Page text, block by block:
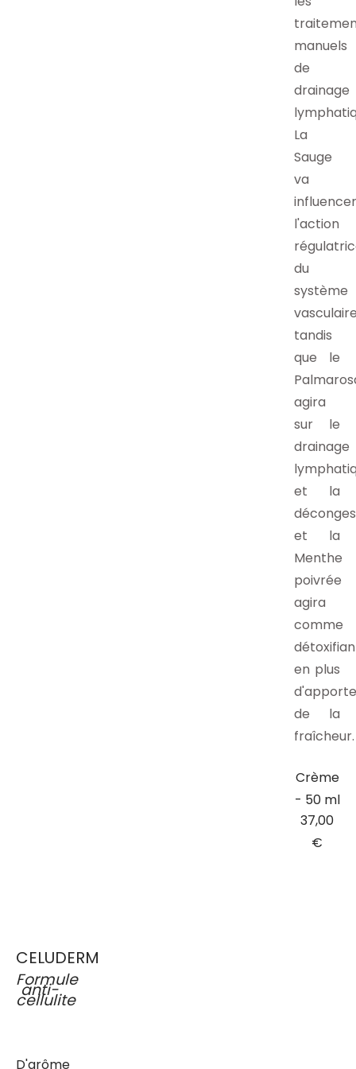
manuels
de
drainage
La
Sauge
va
influencer
l'action
du
système
tandis
que le
agira
sur le
drainage
et la
et la
Menthe
poivrée
agira
comme
en plus
de la
fraîcheur.
Crème
- 50 ml
37,00
€
CELUDERM
Formule
anti-
cellulite
D'arôme